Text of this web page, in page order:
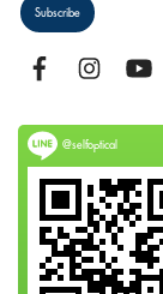
Subscribe
@selfoptical